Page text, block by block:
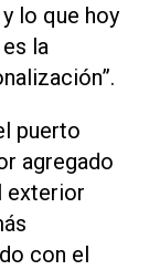
lo que hoy
la
puerto
agregado
exterior
con el